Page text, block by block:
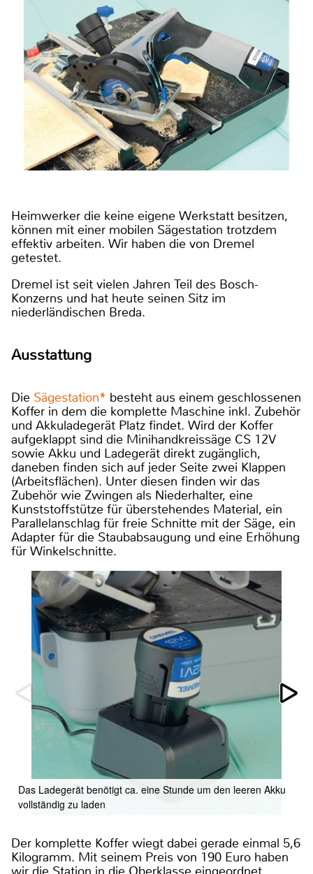
Heimwerker die keine eigene Werkstatt besitzen,
können mit einer mobilen Sägestation trotzdem
effektiv arbeiten. Wir haben die von Dremel
getestet.
Dremel ist seit vielen Jahren Teil des Bosch-
Konzerns und hat heute seinen Sitz im
niederländischen Breda.
Ausstattung
Die Sägestation* besteht aus einem geschlossenen
Koffer in dem die komplette Maschine inkl. Zubehör
und Akkuladegerät Platz findet. Wird der Koffer
aufgeklappt sind die Minihandkreissäge CS 12V
sowie Akku und Ladegerät direkt zugänglich,
daneben finden sich auf jeder Seite zwei Klappen
(Arbeitsflächen). Unter diesen finden wir das
Zubehör wie Zwingen als Niederhalter, eine
Kunststoffstütze für überstehendes Material, ein
Parallelanschlag für freie Schnitte mit der Säge, ein
Adapter für die Staubabsaugung und eine Erhöhung
für Winkelschnitte.
Das Ladegerät benötigt ca. eine Stunde um den leeren Akku
vollständig zu laden
Der komplette Koffer wiegt dabei gerade einmal 5,6
Kilogramm. Mit seinem Preis von 190 Euro haben